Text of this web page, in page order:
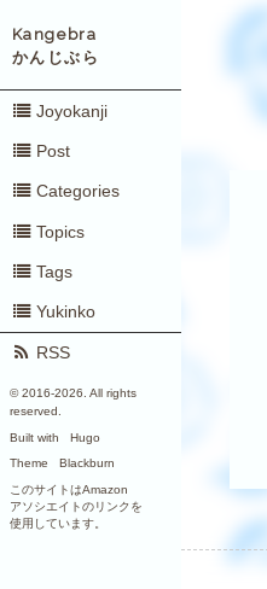
Kangebra
かんじぶら
Joyokanji
Post
Categories
Topics
Tags
Yukinko
RSS
© 2016-2026. All rights
reserved.
Built with
Hugo
Theme
Blackburn
このサイトはAmazon
アソシエイトのリンクを
使用しています。